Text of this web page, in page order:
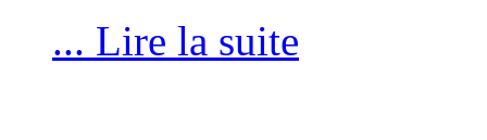
... Lire la suite